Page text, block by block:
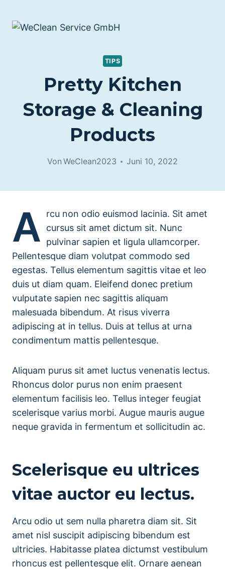
Inhalt
springen
TIPS
Pretty Kitchen
Storage & Cleaning
Products
Von WeClean2023 Juni 10, 2022
A
rcu non odio euismod lacinia. Sit amet
cursus sit amet dictum sit. Nunc
pulvinar sapien et ligula ullamcorper.
Pellentesque diam volutpat commodo sed
egestas. Tellus elementum sagittis vitae et leo
duis ut diam quam. Eleifend donec pretium
vulputate sapien nec sagittis aliquam
malesuada bibendum. At risus viverra
adipiscing at in tellus. Duis at tellus at urna
condimentum mattis pellentesque.
Aliquam purus sit amet luctus venenatis lectus.
Rhoncus dolor purus non enim praesent
elementum facilisis leo. Tellus integer feugiat
scelerisque varius morbi. Augue mauris augue
neque gravida in fermentum et sollicitudin ac.
Scelerisque eu ultrices
vitae auctor eu lectus.
Arcu odio ut sem nulla pharetra diam sit. Sit
amet nisl suscipit adipiscing bibendum est
ultricies. Habitasse platea dictumst vestibulum
rhoncus est pellentesque elit. Ornare aenean